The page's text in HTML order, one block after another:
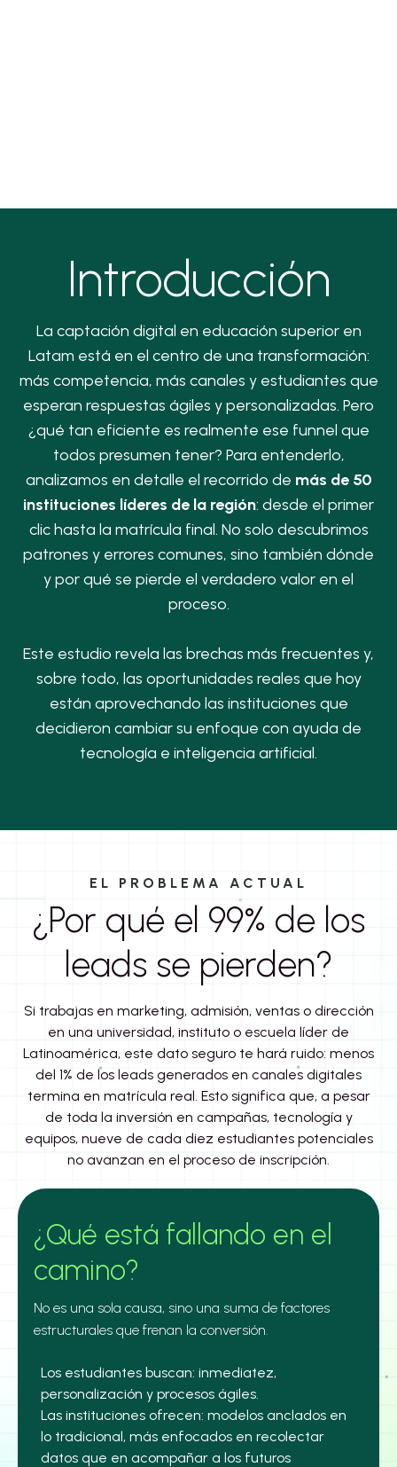
Introducción
La captación digital en educación superior en
Latam está en el centro de una transformación:
más competencia, más canales y estudiantes que
esperan respuestas ágiles y personalizadas. Pero
¿qué tan eficiente es realmente ese funnel que
todos presumen tener? Para entenderlo,
analizamos en detalle el recorrido de más de 50
instituciones líderes de la región: desde el primer
clic hasta la matrícula final. No solo descubrimos
patrones y errores comunes, sino también dónde
y por qué se pierde el verdadero valor en el
proceso.
Este estudio revela las brechas más frecuentes y,
sobre todo, las oportunidades reales que hoy
están aprovechando las instituciones que
decidieron cambiar su enfoque con ayuda de
tecnología e inteligencia artificial.
EL PROBLEMA ACTUAL
¿Por qué el 99% de los
leads se pierden?
Si trabajas en marketing, admisión, ventas o dirección
en una universidad, instituto o escuela líder de
Latinoamérica, este dato seguro te hará ruido: menos
del 1% de los leads generados en canales digitales
termina en matrícula real. Esto significa que, a pesar
de toda la inversión en campañas, tecnología y
equipos, nueve de cada diez estudiantes potenciales
no avanzan en el proceso de inscripción.
¿Qué está fallando en el
camino?
No es una sola causa, sino una suma de factores
estructurales que frenan la conversión.
Los estudiantes buscan: inmediatez,
personalización y procesos ágiles.
Las instituciones ofrecen: modelos anclados en
lo tradicional, más enfocados en recolectar
datos que en acompañar a los futuros